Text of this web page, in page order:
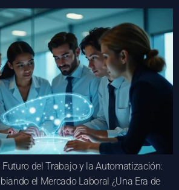
Futuro del Trabajo y la Automatización:
el Mercado Laboral ¿Una Era de